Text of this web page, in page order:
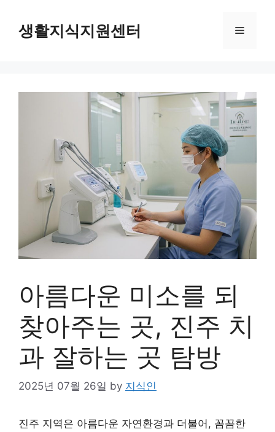
content생활지식지원센터 Menu
아름다운 미소를 되
찾아주는 곳, 진주 치
과 잘하는 곳 탐방
2025년 07월 26일 by 지식인
진주 지역은 아름다운 자연환경과 더불어, 꼼꼼한